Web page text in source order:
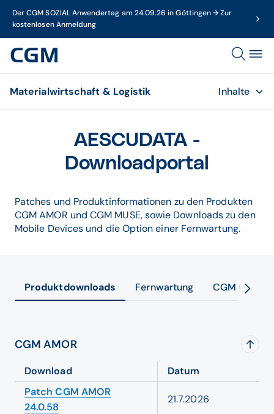
Der CGM SOZIAL Anwendertag am 24.09.26 in Göttingen → Zur
kostenlosen Anmeldung
Materialwirtschaft & Logistik Inhalte
AESCUDATA -
Downloadportal
Patches und Produktinformationen zu den Produkten
CGM AMOR und CGM MUSE, sowie Downloads zu den
Mobile Devices und die Option einer Fernwartung.
Produktdownloads Fernwartung CGM
CGM AMOR
Download
Datum
Patch CGM AMOR
24.0.58
21.7.2026